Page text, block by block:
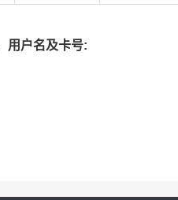
用户名及卡号: